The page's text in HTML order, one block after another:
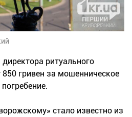
ритуального
гривен за мошенническое
стало известно из